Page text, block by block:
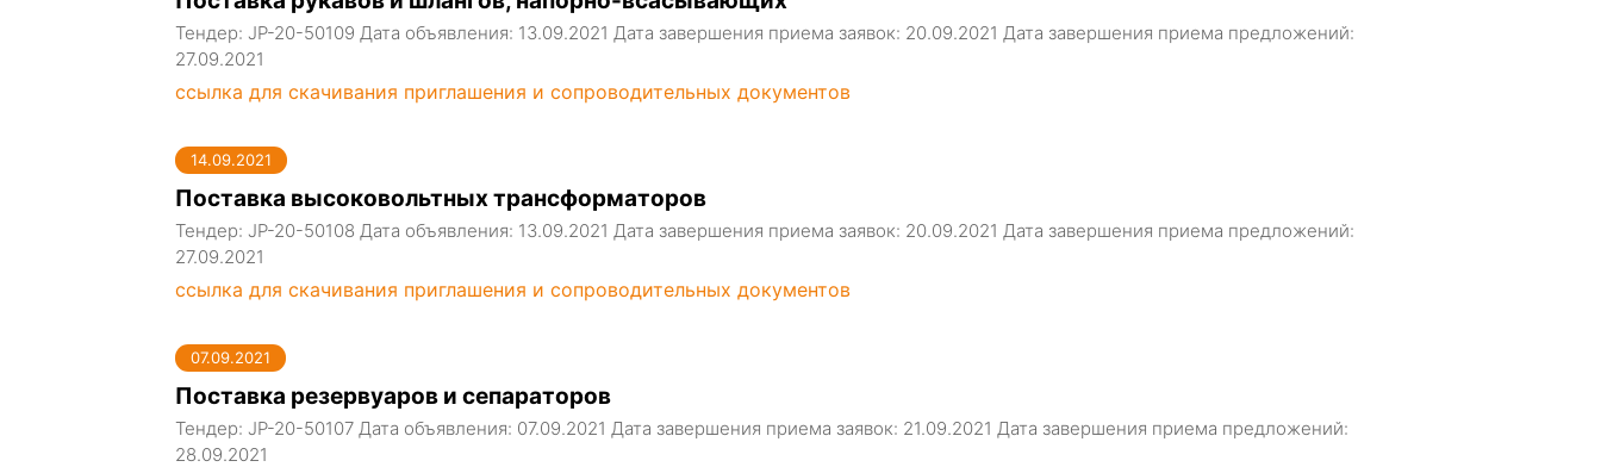
Тендер: JP-20-50109 Дата объявления: 13.09.2021 Дата завершения приема заявок: 20.09.2021 Дата завершения приема предложений:
27.09.2021
ссылка для скачивания приглашения и сопроводительных документов
14.09.2021
Поставка высоковольтных трансформаторов
Тендер: JP-20-50108 Дата объявления: 13.09.2021 Дата завершения приема заявок: 20.09.2021 Дата завершения приема предложений:
27.09.2021
ссылка для скачивания приглашения и сопроводительных документов
07.09.2021
Поставка резервуаров и сепараторов
Тендер: JP-20-50107 Дата объявления: 07.09.2021 Дата завершения приема заявок: 21.09.2021 Дата завершения приема предложений:
28.09.2021